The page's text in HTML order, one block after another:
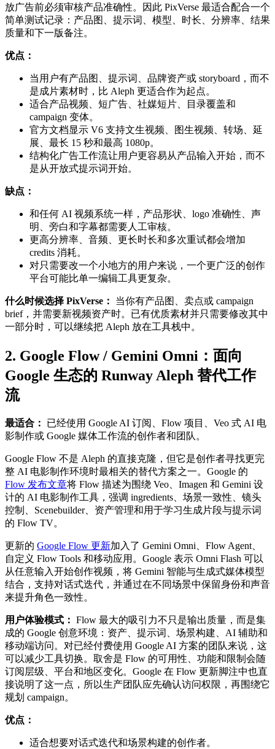
放广告前必须审核产品准确性。因此 PixVerse 最适合配合一个
简单测试记录：产品图、提示词、模型、时长、分辨率、结果
质量和下一版备注。
优点：
当用户有产品图、提示词、品牌资产或 storyboard，而不
是成片素材时，比 Aleph 更适合作为起点。
适合产品视频、短广告、社媒短片、目录覆盖和
campaign 变体。
官方文档显示 V6 支持文生视频、图生视频、转场、延
展、最长 15 秒和最高 1080p。
结构化广告工作流让用户更容易从产品输入开始，而不
是从开放式提示词开始。
缺点：
和任何 AI 视频系统一样，产品形状、logo 准确性、声
明、旁白和字幕都需要人工审核。
更高分辨率、音频、更长时长和多次重试都会增加
credits 消耗。
对只需要改一个小地方的用户来说，一个更广泛的创作
平台可能比单一编辑工具更复杂。
什么时候选择 PixVerse：
当你有产品图、卖点或 campaign
brief，并需要新视频资产时。已有优质素材并只需要修改其中
一部分时，可以继续把 Aleph 放在工具栈中。
2. Google Flow / Gemini Omni：面向
Google 生态的 Runway Aleph 替代工作
流
最适合：
已经使用 Google AI 订阅、Flow 项目、Veo 式 AI 电
影制作或 Google 媒体工作流的创作者和团队。
Google Flow 不是 Aleph 的直接克隆，但它是创作者寻找更完
整 AI 电影制作环境时最相关的替代方案之一。Google 的
Flow 发布文章将 Flow 描述为围绕 Veo、Imagen 和 Gemini 设
计的 AI 电影制作工具，强调 ingredients、场景一致性、镜头
控制、Scenebuilder、资产管理和用于学习生成片段与提示词
的 Flow TV。
更新的 Google Flow 更新加入了 Gemini Omni、Flow Agent、
自定义 Flow Tools 和移动应用。Google 表示 Omni Flash 可以
从任意输入开始创作视频，将 Gemini 智能与生成式媒体模型
结合，支持对话式迭代，并通过在不同场景中保留身份和声音
来提升角色一致性。
用户体验模式： Flow 最大的吸引力不只是输出质量，而是集
成的 Google 创意环境：资产、提示词、场景构建、AI 辅助和
移动端访问。对已经付费使用 Google AI 方案的团队来说，这
可以减少工具切换。取舍是 Flow 的可用性、功能和限制会随
订阅层级、平台和地区变化。Google 在 Flow 更新脚注中也直
接说明了这一点，所以生产团队应先确认访问权限，再围绕它
规划 campaign。
优点：
适合想要对话式迭代和场景构建的创作者。